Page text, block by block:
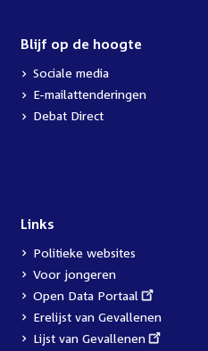
Blijf op de hoogte
Sociale media
E-mailattenderingen
Debat Direct
Links
Politieke websites
Voor jongeren
External
link:
Open Data Portaal
Erelijst van Gevallenen
External
Lijst van Gevallenen